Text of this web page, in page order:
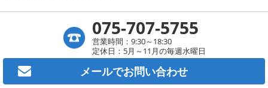
075-707-5755
営業時間：9:30～18:30
定休日：5月～11月の毎週水曜日
メールでお問い合わせ